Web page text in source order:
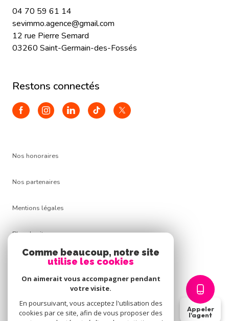
Appeler
l'agent
04 70 59 61 14
sevimmo.agence@gmail.com
12 rue Pierre Semard
03260 Saint-Germain-des-Fossés
restons connectés
Nos honoraires
Nos partenaires
Mentions légales
Plan du site
Cookies
Comme beaucoup, notre site
utilise les cookies
On aimerait vous accompagner pendant
votre visite.
En poursuivant, vous acceptez l'utilisation des
cookies par ce site, afin de vous proposer des